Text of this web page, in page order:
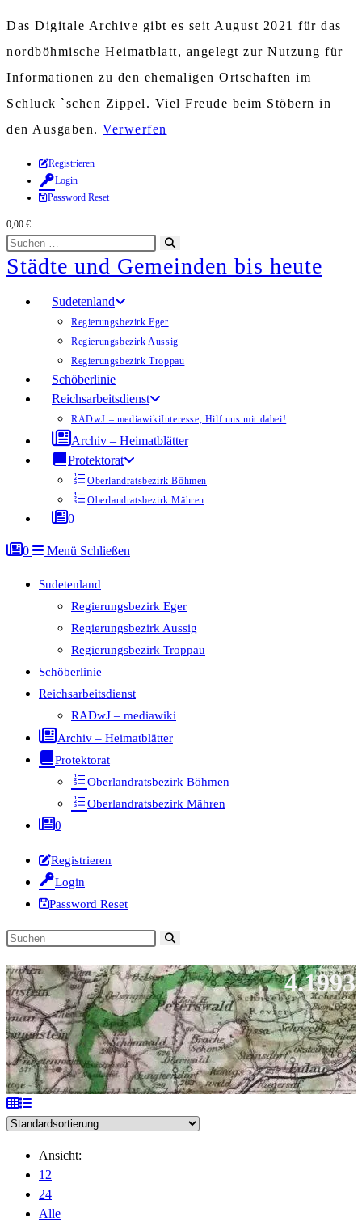
Das Digitale Archive gibt es seit August 2021 für das
nordböhmische Heimatblatt, angelegt zur Nutzung für
Informationen zu den ehemaligen Ortschaften im
Schluck `schen Zippel. Viel Freude beim Stöbern in
den Ausgaben. Verwerfen
Zum
Inhalt
springen
Registrieren
Login
Password Reset
0,00 €
Diese
Website
durchsuchen
starten
Städte und Gemeinden bis heute
Sudetenland
Regierungsbezirk Eger
Regierungsbezirk Aussig
Regierungsbezirk Troppau
Schöberlinie
Reichsarbeitsdienst
RADwJ – mediawikiInteresse, Hilf uns mit dabei!
Archiv – Heimatblätter
Protektorat
Oberlandratsbezirk Böhmen
Oberlandratsbezirk Mähren
0
0 Menü Schließen
Sudetenland
Regierungsbezirk Eger
Regierungsbezirk Aussig
Regierungsbezirk Troppau
Schöberlinie
Reichsarbeitsdienst
RADwJ – mediawiki
Archiv – Heimatblätter
Protektorat
Oberlandratsbezirk Böhmen
Oberlandratsbezirk Mähren
0
Registrieren
Login
Password Reset
Diese
durchsuchen
4.1993
Ansicht:
12
24
Alle